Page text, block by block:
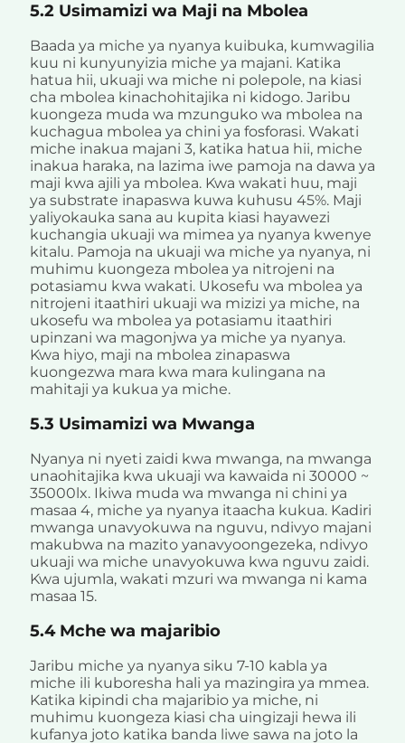
5.2 Usimamizi wa Maji na Mbolea
Baada ya miche ya nyanya kuibuka, kumwagilia
kuu ni kunyunyizia miche ya majani. Katika
hatua hii, ukuaji wa miche ni polepole, na kiasi
cha mbolea kinachohitajika ni kidogo. Jaribu
kuongeza muda wa mzunguko wa mbolea na
kuchagua mbolea ya chini ya fosforasi. Wakati
miche inakua majani 3, katika hatua hii, miche
inakua haraka, na lazima iwe pamoja na dawa ya
maji kwa ajili ya mbolea. Kwa wakati huu, maji
ya substrate inapaswa kuwa kuhusu 45%. Maji
yaliyokauka sana au kupita kiasi hayawezi
kuchangia ukuaji wa mimea ya nyanya kwenye
kitalu. Pamoja na ukuaji wa miche ya nyanya, ni
muhimu kuongeza mbolea ya nitrojeni na
potasiamu kwa wakati. Ukosefu wa mbolea ya
nitrojeni itaathiri ukuaji wa mizizi ya miche, na
ukosefu wa mbolea ya potasiamu itaathiri
upinzani wa magonjwa ya miche ya nyanya.
Kwa hiyo, maji na mbolea zinapaswa
kuongezwa mara kwa mara kulingana na
mahitaji ya kukua ya miche.
5.3 Usimamizi wa Mwanga
Nyanya ni nyeti zaidi kwa mwanga, na mwanga
unaohitajika kwa ukuaji wa kawaida ni 30000 ~
35000lx. Ikiwa muda wa mwanga ni chini ya
masaa 4, miche ya nyanya itaacha kukua. Kadiri
mwanga unavyokuwa na nguvu, ndivyo majani
makubwa na mazito yanavyoongezeka, ndivyo
ukuaji wa miche unavyokuwa kwa nguvu zaidi.
Kwa ujumla, wakati mzuri wa mwanga ni kama
masaa 15.
5.4 Mche wa majaribio
Jaribu miche ya nyanya siku 7-10 kabla ya
miche ili kuboresha hali ya mazingira ya mmea.
Katika kipindi cha majaribio ya miche, ni
muhimu kuongeza kiasi cha uingizaji hewa ili
kufanya joto katika banda liwe sawa na joto la